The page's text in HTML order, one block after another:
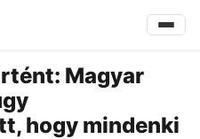
Magyar
hogy mindenki